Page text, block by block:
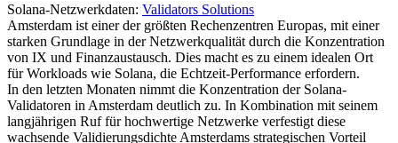
Solana-Netzwerkdaten: Validators Solutions
Amsterdam ist einer der größten Rechenzentren Europas, mit einer
starken Grundlage in der Netzwerkqualität durch die Konzentration
von IX und Finanzaustausch. Dies macht es zu einem idealen Ort
für Workloads wie Solana, die Echtzeit-Performance erfordern.
In den letzten Monaten nimmt die Konzentration der Solana-
Validatoren in Amsterdam deutlich zu. In Kombination mit seinem
langjährigen Ruf für hochwertige Netzwerke verfestigt diese
wachsende Validierungsdichte Amsterdams strategischen Vorteil